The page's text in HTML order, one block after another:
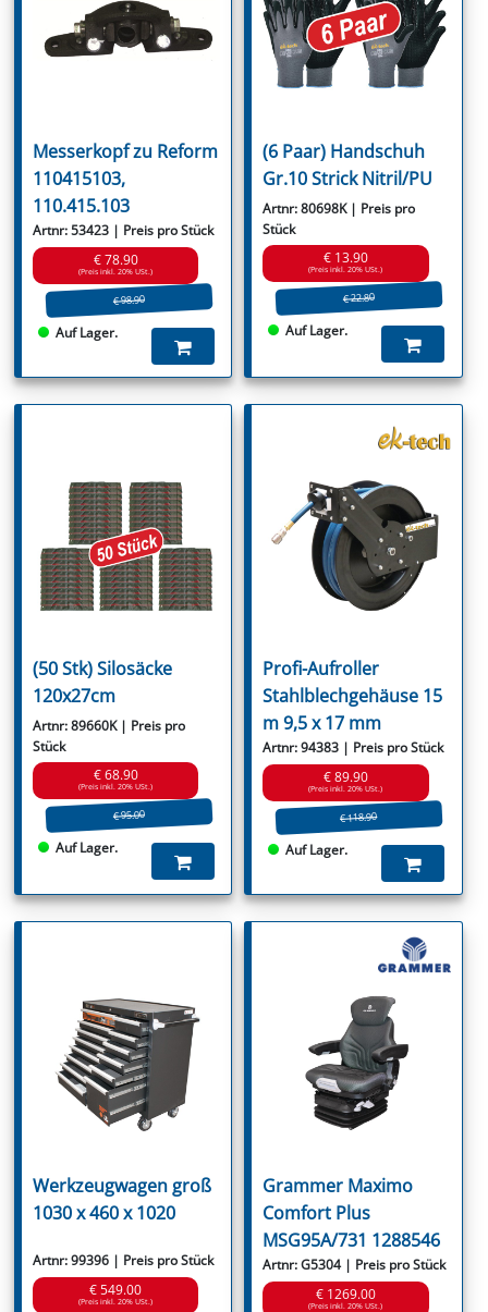
Messerkopf zu Reform
110415103,
110.415.103
Artnr: 53423 | Preis pro Stück
€ 78.90
(Preis inkl. 20% USt.)
€ 98.90
Auf Lager.
(6 Paar) Handschuh
Gr.10 Strick Nitril/PU
Artnr: 80698K | Preis pro
Stück
€ 13.90
(Preis inkl. 20% USt.)
€ 22.80
Auf Lager.
(50 Stk) Silosäcke
120x27cm
Artnr: 89660K | Preis pro
Stück
€ 68.90
(Preis inkl. 20% USt.)
€ 95.00
Auf Lager.
Profi-Aufroller
Stahlblechgehäuse 15
m 9,5 x 17 mm
Artnr: 94383 | Preis pro Stück
€ 89.90
(Preis inkl. 20% USt.)
€ 118.90
Auf Lager.
Werkzeugwagen groß
1030 x 460 x 1020
Artnr: 99396 | Preis pro Stück
€ 549.00
(Preis inkl. 20% USt.)
Grammer Maximo
Comfort Plus
MSG95A/731 1288546
Artnr: G5304 | Preis pro Stück
€ 1269.00
(Preis inkl. 20% USt.)